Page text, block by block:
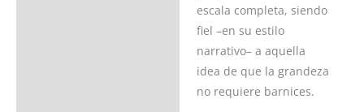
escala completa, siendo
fiel –en su estilo
narrativo– a aquella
idea de que la grandeza
no requiere barnices.